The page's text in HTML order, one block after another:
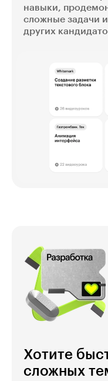
навыки,
сложные задачи
других
Хотите
сложных